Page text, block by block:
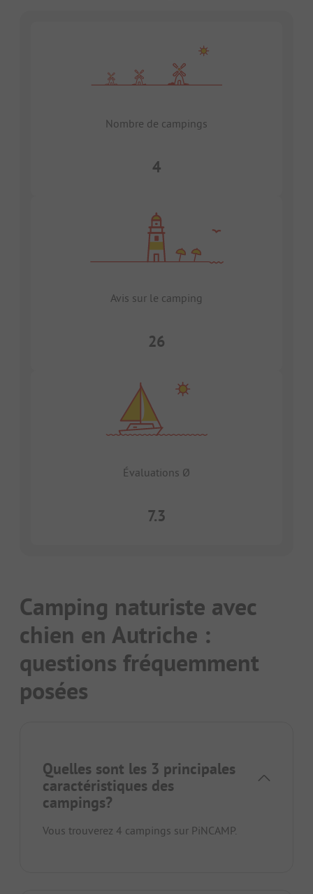
Nombre de campings
4
Avis sur le camping
26
Évaluations Ø
7.3
Camping naturiste avec
chien en Autriche :
questions fréquemment
posées
Quelles sont les 3 principales
caractéristiques des
campings?
Vous trouverez 4 campings sur PiNCAMP.